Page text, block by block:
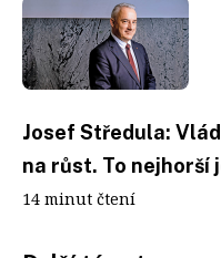
Josef Středula:
na růst. To nejhorší
14 minut čtení